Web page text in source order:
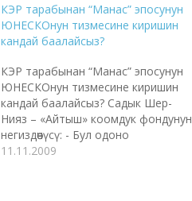
КЭР тарабынан “Манас” эпосунун
ЮНЕСКОнун тизмесине киришин
кандай баалайсыз?
КЭР тарабынан “Манас” эпосунун
ЮНЕСКОнун тизмесине киришин
кандай баалайсыз? Садык Шер-
Нияз – «Айтыш» коомдук фондунун
негиздөөчүсү: - Бул одоно
кетирилген ката жана аны
11.11.2009